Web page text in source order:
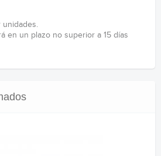
unidades.
en un plazo no superior a 15 días